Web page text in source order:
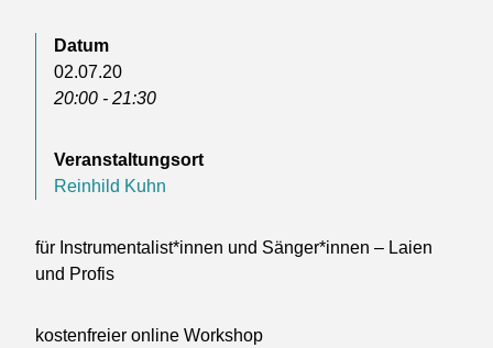
Datum
02.07.20
20:00 - 21:30
Veranstaltungsort
Reinhild Kuhn
für Instrumentalist*innen und Sänger*innen – Laien
und Profis
kostenfreier online Workshop